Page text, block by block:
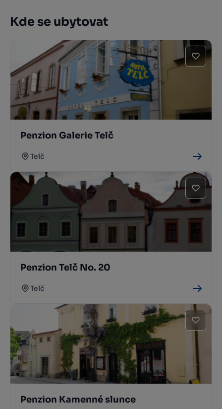
Kde se ubytovat
Penzion Galerie Telč
Telč
Penzion Telč No. 20
Telč
Penzion Kamenné slunce